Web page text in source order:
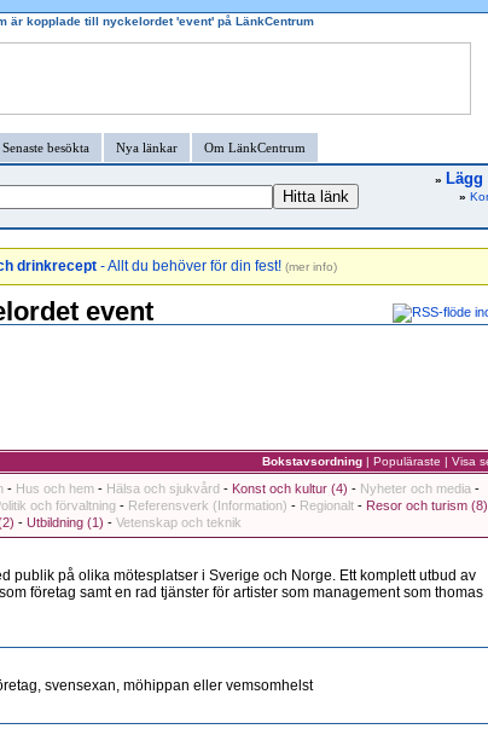
är kopplade till nyckelordet 'event' på LänkCentrum
Senaste besökta Nya länkar Om LänkCentrum
»
»
drinkrecept- Allt du behöver för din fest! (mer info)
event
Bokstavsordning | Populäraste | Visa
- Hus och hem - Hälsa och sjukvård - Konst och kultur (4) - Nyheter och media -
och förvaltning - Referensverk (Information) - Regionalt - Resor och turism (8)
- Utbildning (1) - Vetenskap och teknik
publik på olika mötesplatser i Sverige och Norge. Ett komplett utbud av
företag samt en rad tjänster för artister som management som thomas
svensexan, möhippan eller vemsomhelst